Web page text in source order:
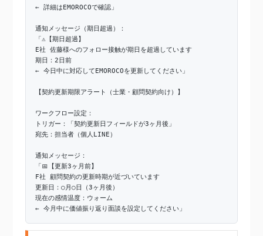
← 詳細はEMOROCOで確認」
通知メッセージ（期日超過）：
「⚠️【期日超過】
E社 佐藤様へのフォロー接触が期日を超過しています
期日：2日前
← 今日中に対応してEMOROCOを更新してください」
【契約更新期限アラート（士業・顧問契約向け）】
ワークフロー設定：
トリガー：「契約更新日フィールドが3ヶ月後」
宛先：担当者（個人LINE）
通知メッセージ：
「📅【更新3ヶ月前】
F社 顧問契約の更新時期が近づいています
更新日：○月○日（3ヶ月後）
現在の感情温度：ウォーム
← 今月中に価値振り返り面談を設定してください」